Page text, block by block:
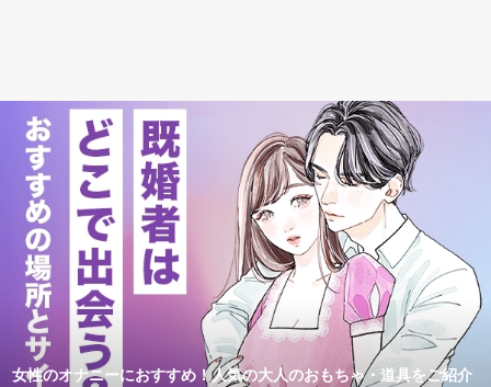
女性のオナニーにおすすめ！人気の大人のおもちゃ・道具をご紹介